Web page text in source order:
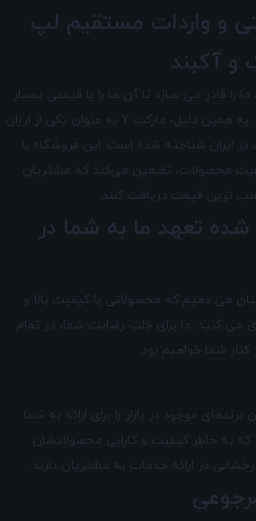
و واردات مستقیم لپ
و آکبند
را قادر می سازد تا آن ها را با قیمتی بسیار
مناسب به شما عرضه کنیم. به همین دلیل، مارکت 7 به عنوان یکی از ارزان
ایران شناخته شده است. این فروشگاه با
محصولات، تضمین می‌کند که مشتریان
ترین قیمت دریافت کنند.
تعهد ما به شما در
می دهیم که محصولاتی با کیفیت بالا و
می کنید. ما برای جلب رضایت شما، در تمام
شما خواهیم بود.
موجود در بازار را برای ارائه به شما
که به خاطر کیفیت و کارایی محصولاتشان
در ارائه خدمات به مشتریان دارند.